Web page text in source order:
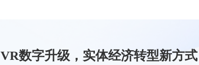
VR数字升级，实体经济转型新方式